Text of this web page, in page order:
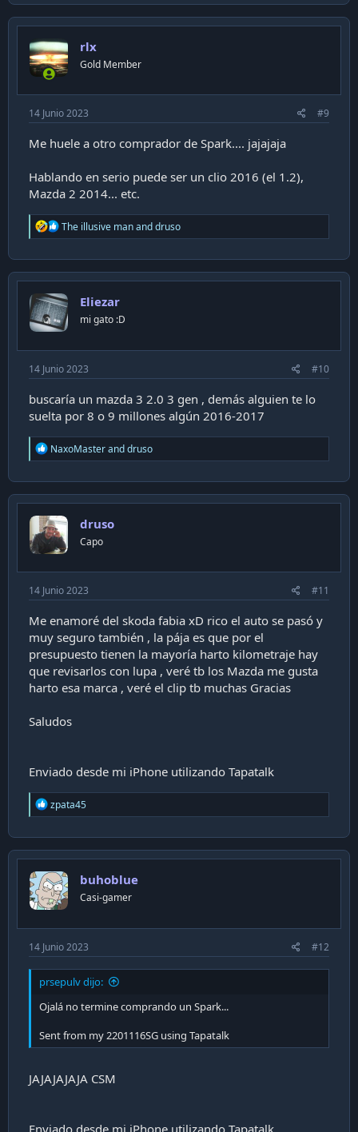
c
t
o
n
s
rlx
Gold Member
14 Junio 2023 #9
Me huele a otro comprador de Spark.... jajajaja
Hablando en serio puede ser un clio 2016 (el 1.2),
Mazda 2 2014... etc.
R
e
c
t
o
n
s
The illusive mananddruso
Eliezar
mi gato :D
14 Junio 2023 #10
buscaría un mazda 3 2.0 3 gen , demás alguien te lo
suelta por 8 o 9 millones algún 2016-2017
R
e
c
t
o
n
s
NaxoMasteranddruso
druso
Capo
14 Junio 2023 #11
Me enamoré del skoda fabia xD rico el auto se pasó y
muy seguro también , la pája es que por el
presupuesto tienen la mayoría harto kilometraje hay
que revisarlos con lupa , veré tb los Mazda me gusta
harto esa marca , veré el clip tb muchas Gracias
Saludos
Enviado desde mi iPhone utilizando Tapatalk
R
e
c
t
o
n
s
zpata45
buhoblue
Casi-gamer
14 Junio 2023 #12
prsepulv dijo:
Ojalá no termine comprando un Spark...
Sent from my 2201116SG using Tapatalk
JAJAJAJAJA CSM
Enviado desde mi iPhone utilizando Tapatalk